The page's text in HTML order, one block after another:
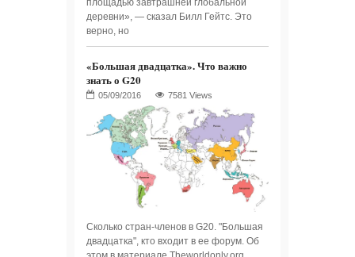
площадью завтрашней глобальной
деревни», — сказал Билл Гейтс. Это
верно, но
«Большая двадцатка». Что важно
знать о G20
7581 Views
Сколько стран-членов в G20. "Большая
двадцатка", кто входит в ее форум. Об